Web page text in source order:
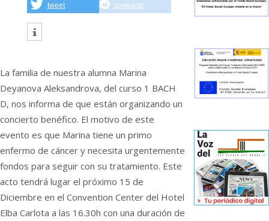
tweet compartir
La familia de nuestra alumna Marina
Deyanova Aleksandrova, del curso 1 BACH
D, nos informa de que están organizando un
concierto benéfico. El motivo de este
evento es que Marina tiene un primo
enfermo de cáncer y necesita urgentemente
fondos para seguir con su tratamiento. Este
acto tendrá lugar el próximo 15 de
Diciembre en el Convention Center del Hotel
Elba Carlota a las 16.30h con una duración de